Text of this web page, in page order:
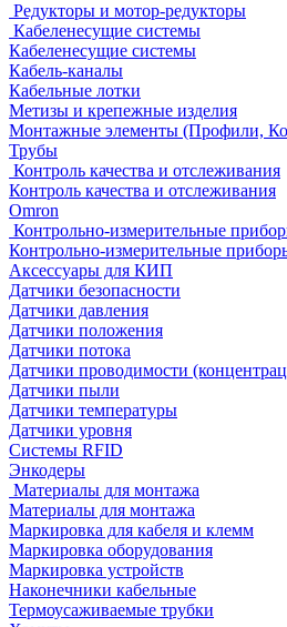
Редукторы и мотор-редукторы
Кабеленесущие системы
Кабеленесущие системы
Кабель-каналы
Кабельные лотки
Метизы и крепежные изделия
Монтажные элементы (Профили,
Трубы
Контроль качества и отслеживания
Контроль качества и отслеживания
Omron
Контрольно-измерительные
Контрольно-измерительные
Аксессуары для КИП
Датчики безопасности
Датчики давления
Датчики положения
Датчики потока
Датчики проводимости
Датчики пыли
Датчики температуры
Датчики уровня
Системы RFID
Энкодеры
Материалы для монтажа
Материалы для монтажа
Маркировка для кабеля и клемм
Маркировка оборудования
Маркировка устройств
Наконечники кабельные
Термоусаживаемые трубки